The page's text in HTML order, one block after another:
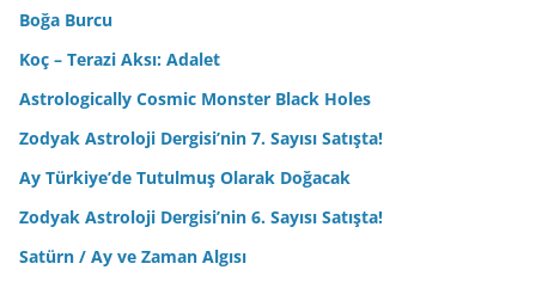
Boğa Burcu
Koç – Terazi Aksı: Adalet
Astrologically Cosmic Monster Black Holes
Zodyak Astroloji Dergisi’nin 7. Sayısı Satışta!
Ay Türkiye’de Tutulmuş Olarak Doğacak
Zodyak Astroloji Dergisi’nin 6. Sayısı Satışta!
Satürn / Ay ve Zaman Algısı